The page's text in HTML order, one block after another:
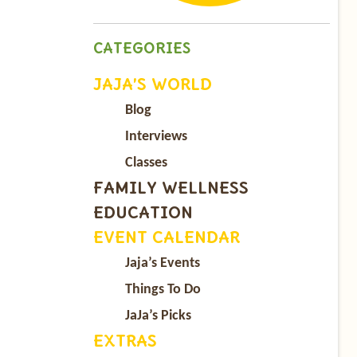
CATEGORIES
JAJA’S WORLD
Blog
Interviews
Classes
FAMILY WELLNESS
EDUCATION
EVENT CALENDAR
Jaja’s Events
Things To Do
JaJa’s Picks
EXTRAS